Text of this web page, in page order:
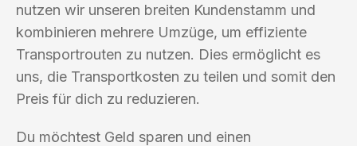
nutzen wir unseren breiten Kundenstamm und
kombinieren mehrere Umzüge, um effiziente
Transportrouten zu nutzen. Dies ermöglicht es
uns, die Transportkosten zu teilen und somit den
Preis für dich zu reduzieren.
Du möchtest Geld sparen und einen